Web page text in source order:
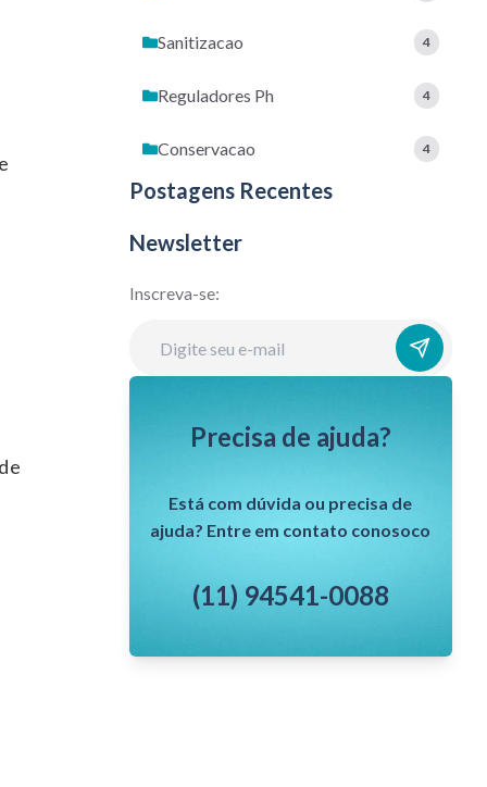
Sanitizacao 4
Reguladores Ph 4
Conservacao 4
Postagens Recentes
Newsletter
Inscreva-se:
Precisa de ajuda?
Está com dúvida ou precisa de
ajuda? Entre em contato conosoco
(11) 94541-0088